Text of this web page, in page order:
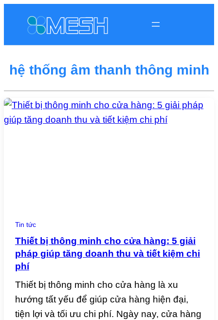
hệ thống âm thanh thông minh
Tin tức
Thiết bị thông minh cho cửa hàng: 5 giải
pháp giúp tăng doanh thu và tiết kiệm chi
phí
Thiết bị thông minh cho cửa hàng là xu
hướng tất yếu để giúp cửa hàng hiện đại,
tiện lợi và tối ưu chi phí. Ngày nay, cửa hàng